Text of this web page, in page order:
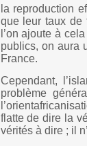
la reproduction
que leur taux de
l’on ajoute à
publics, on aura
France.
Cependant,
problème
flatte de dire la
vérités à dire ; il